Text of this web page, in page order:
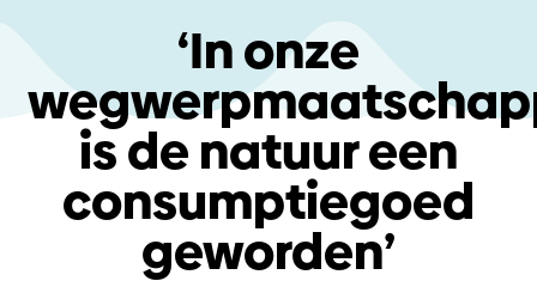
‘In onze
is de natuur een
consumptiegoed
geworden’